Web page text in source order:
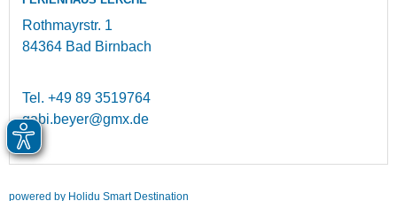
Rothmayrstr. 1
84364 Bad Birnbach
Tel. +49 89 3519764
gabi.beyer@gmx.de
powered by Holidu Smart Destination